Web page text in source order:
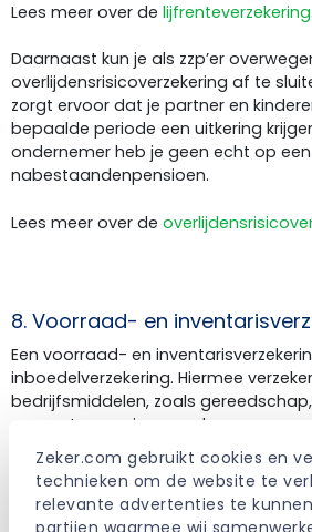
Zeker.com gebruikt cookies en
technieken om de website te
relevante advertenties te
partijen waarmee wij
Lees meer over de lijfrenteverzekering.
Daarnaast kun je als zzp’er
overlijdensrisicoverzekering af te
zorgt ervoor dat je partner en
bepaalde periode een uitkering
ondernemer heb je geen echt op een
nabestaandenpensioen.
Lees meer over de
8. Voorraad- en
Een voorraad- en
inboedelverzekering. Hiermee
bedrijfsmiddelen, zoals
computers, en je opgeslagen
Raakt je inventaris of voorraad
door brand, storm of diefstal? Dan
een vergoeding uit. Mits het